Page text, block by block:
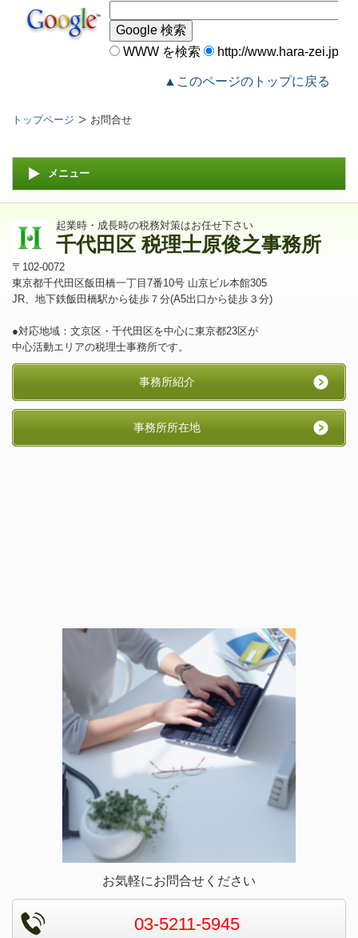
WWW を検索 http://www.hara-zei.jp/
▲このページのトップに戻る
トップページ お問合せ
メニュー
起業時・成長時の税務対策はお任せ下さい
千代田区 税理士原俊之事務所
〒102-0072
東京都千代田区飯田橋一丁目7番10号 山京ビル本館305
JR、地下鉄飯田橋駅から徒歩７分(A5出口から徒歩３分)
●対応地域：文京区・千代田区を中心に東京都23区が
中心活動エリアの税理士事務所です。
事務所紹介
事務所所在地
お気軽にお問合せください
03-5211-5945